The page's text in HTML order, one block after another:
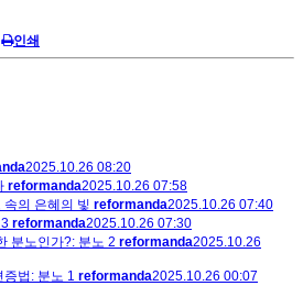
인쇄
2025.10.26 08:20
reformanda2025.10.26 07:58
의 은혜의 빛 reformanda2025.10.26 07:40
reformanda2025.10.26 07:30
분노인가?: 분노 2 reformanda2025.10.26
법: 분노 1 reformanda2025.10.26 00:07